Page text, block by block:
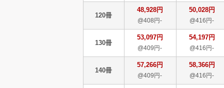
120冊
48,928円
@408円-
50,028円
@416円-
130冊
53,097円
@409円-
54,197円
@416円-
140冊
57,266円
@409円-
58,366円
@416円-